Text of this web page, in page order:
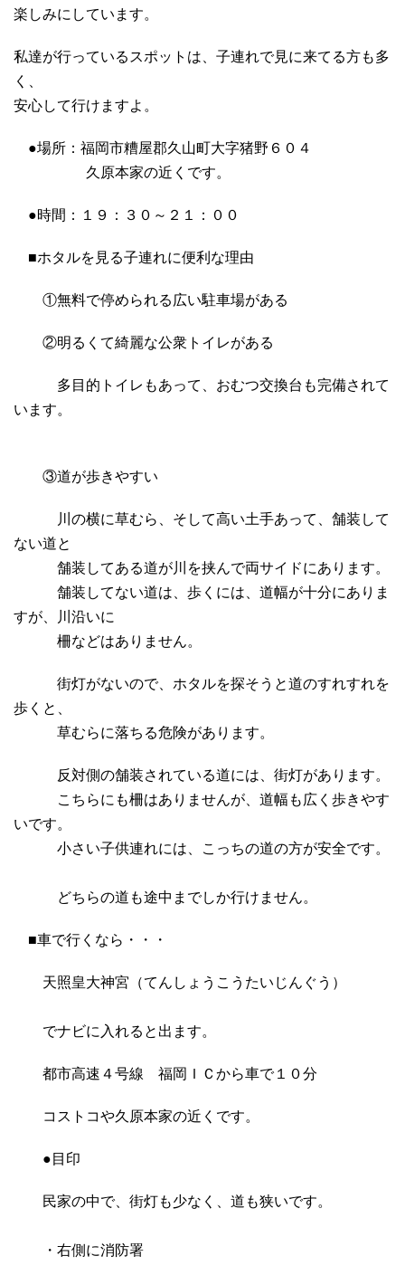
楽しみにしています。
私達が行っているスポットは、子連れで見に来てる方も多
く、
安心して行けますよ。
●場所：福岡市糟屋郡久山町大字猪野６０４
久原本家の近くです。
●時間：１９：３０～２１：００
■ホタルを見る子連れに便利な理由
①無料で停められる広い駐車場がある
②明るくて綺麗な公衆トイレがある
多目的トイレもあって、おむつ交換台も完備されて
います。
③道が歩きやすい
川の横に草むら、そして高い土手あって、舗装して
ない道と
舗装してある道が川を挟んで両サイドにあります。
舗装してない道は、歩くには、道幅が十分にありま
すが、川沿いに
柵などはありません。
街灯がないので、ホタルを探そうと道のすれすれを
歩くと、
草むらに落ちる危険があります。
反対側の舗装されている道には、街灯があります。
こちらにも柵はありませんが、道幅も広く歩きやす
いです。
小さい子供連れには、こっちの道の方が安全です。
どちらの道も途中までしか行けません。
■車で行くなら・・・
天照皇大神宮（てんしょうこうたいじんぐう）
でナビに入れると出ます。
都市高速４号線 福岡ＩＣから車で１０分
コストコや久原本家の近くです。
●目印
民家の中で、街灯も少なく、道も狭いです。
・右側に消防署